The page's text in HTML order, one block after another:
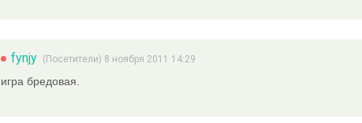
fynjy (Посетители) 8 ноября 2011 14:29
игра бредовая.